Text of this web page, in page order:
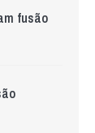
fusão